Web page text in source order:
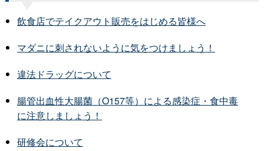
飲食店でテイクアウト販売をはじめる皆様へ
マダニに刺されないように気をつけましょう！
違法ドラッグについて
腸管出血性大腸菌（O157等）による感染症・食中毒
に注意しましょう！
研修会について